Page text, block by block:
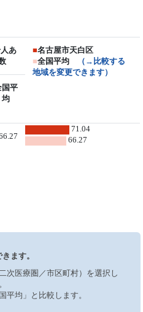
あ
■名古屋市天白区
■全国平均
（→比較する
地域を変更できます）
国平
均
71.04
66.27
ます。
次医療圏／市区町村）を選択し
平均」と比較します。